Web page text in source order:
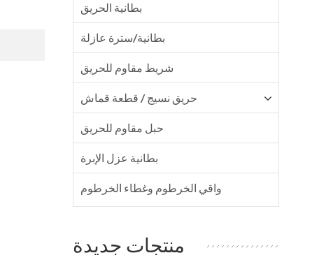
بطانية الحريق
بطانية/سترة عازلة
شريط مقاوم للحريق
حريق نسيج / قطعة قماش
حبل مقاوم للحريق
بطانية عزل الإبرة
واقي الخرطوم وغطاء الخرطوم
منتجات جديدة